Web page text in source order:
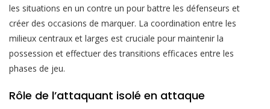
les situations en un contre un pour battre les défenseurs et
créer des occasions de marquer. La coordination entre les
milieux centraux et larges est cruciale pour maintenir la
possession et effectuer des transitions efficaces entre les
phases de jeu.
Rôle de l’attaquant isolé en attaque